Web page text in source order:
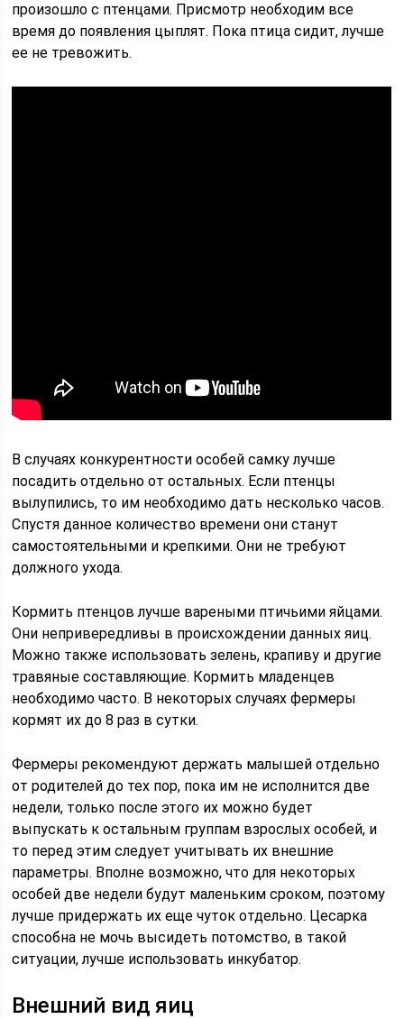
произошло с птенцами. Присмотр необходим все
время до появления цыплят. Пока птица сидит, лучше
ее не тревожить.
В случаях конкурентности особей самку лучше
посадить отдельно от остальных. Если птенцы
вылупились, то им необходимо дать несколько часов.
Спустя данное количество времени они станут
самостоятельными и крепкими. Они не требуют
должного ухода.
Кормить птенцов лучше вареными птичьими яйцами.
Они непривередливы в происхождении данных яиц.
Можно также использовать зелень, крапиву и другие
травяные составляющие. Кормить младенцев
необходимо часто. В некоторых случаях фермеры
кормят их до 8 раз в сутки.
Фермеры рекомендуют держать малышей отдельно
от родителей до тех пор, пока им не исполнится две
недели, только после этого их можно будет
выпускать к остальным группам взрослых особей, и
то перед этим следует учитывать их внешние
параметры. Вполне возможно, что для некоторых
особей две недели будут маленьким сроком, поэтому
лучше придержать их еще чуток отдельно. Цесарка
способна не мочь высидеть потомство, в такой
ситуации, лучше использовать инкубатор.
Внешний вид яиц